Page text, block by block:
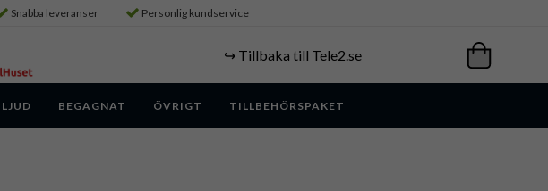
Snabba leveranser Personlig kundservice
↪️ Tillbaka till Tele2.se
LJUD BEGAGNAT ÖVRIGT TILLBEHÖRSPAKET